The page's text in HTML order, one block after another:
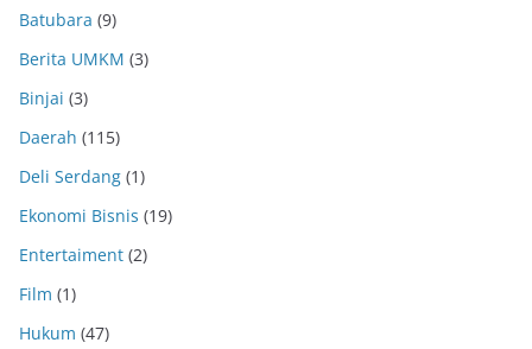
Batubara (9)
Berita UMKM (3)
Binjai (3)
Daerah (115)
Deli Serdang (1)
Ekonomi Bisnis (19)
Entertaiment (2)
Film (1)
Hukum (47)